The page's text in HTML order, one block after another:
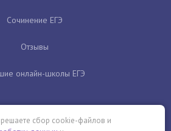
Сочинение ЕГЭ
Отзывы
онлайн-школы ЕГЭ
сбор cookie-файлов и